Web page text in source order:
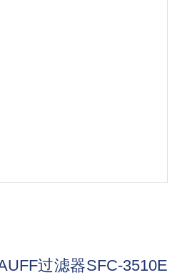
过滤器SFC-3510E